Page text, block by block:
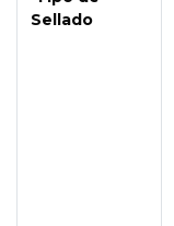
Sellado